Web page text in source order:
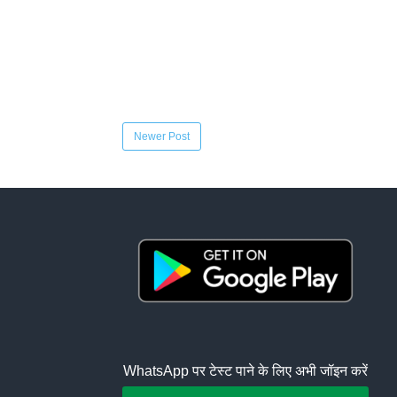
Newer Post
WhatsApp पर टेस्ट पाने के लिए अभी जॉइन करें